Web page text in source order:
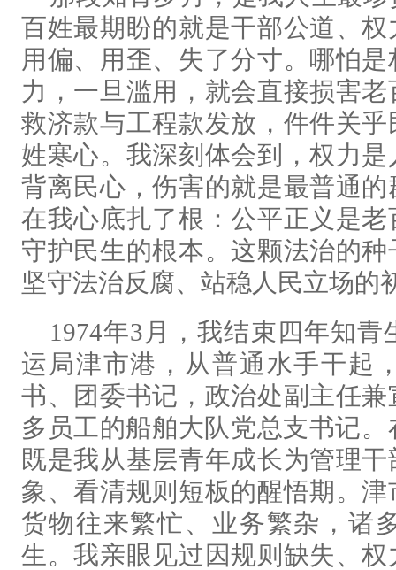
百姓最期盼的就是干部公道、
用偏、用歪、失了分寸。哪怕
力，一旦滥用，就会直接损害
救济款与工程款发放，件件关
姓寒心。我深刻体会到，权力
背离民心，伤害的就是最普通
在我心底扎了根：公平正义是
守护民生的根本。这颗法治的
坚守法治反腐、站稳人民立场的
1974年3月，我结束四年知
运局津市港，从普通水手干起
书、团委书记，政治处副主任
多员工的船舶大队党总支书记
既是我从基层青年成长为管理
象、看清规则短板的醒悟期。
货物往来繁忙、业务繁杂，诸
生。我亲眼见过因规则缺失、